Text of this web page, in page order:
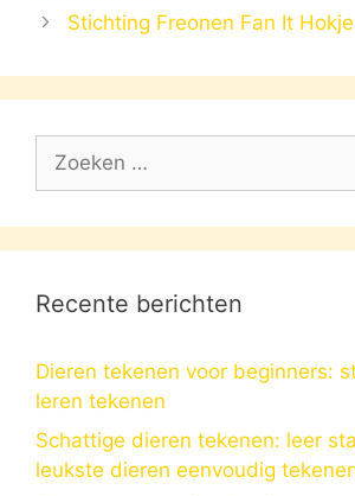
Stichting Freonen Fan It
naar:
Recente berichten
Dieren tekenen voor beginners:
leren tekenen
Schattige dieren tekenen: leer
leukste dieren eenvoudig